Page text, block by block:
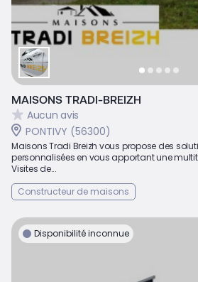
MAISONS TRADI-BREIZH
Aucun avis
PONTIVY (56300)
Maisons Tradi Breizh vous propose des
personnalisées en vous apportant une
Visites de...
Constructeur de maisons
Disponibilité inconnue